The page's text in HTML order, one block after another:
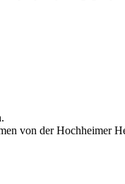
von der Hochheimer